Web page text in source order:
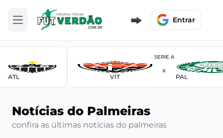
Abrir menu Entrar
ATL
SERIE A
VIT
X
PAL
Notícias do Palmeiras
confira as últimas notícias do palmeiras